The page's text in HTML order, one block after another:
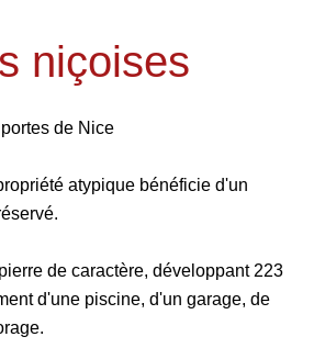
niçoises
de Nice
atypique bénéficie d'un
de caractère, développant 223
d'une piscine, d'un garage, de